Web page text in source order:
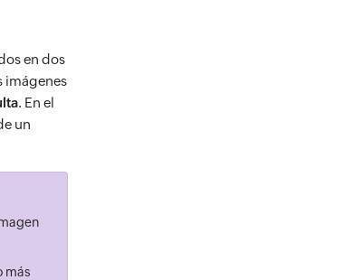
en dos
imágenes
. En el
un
más